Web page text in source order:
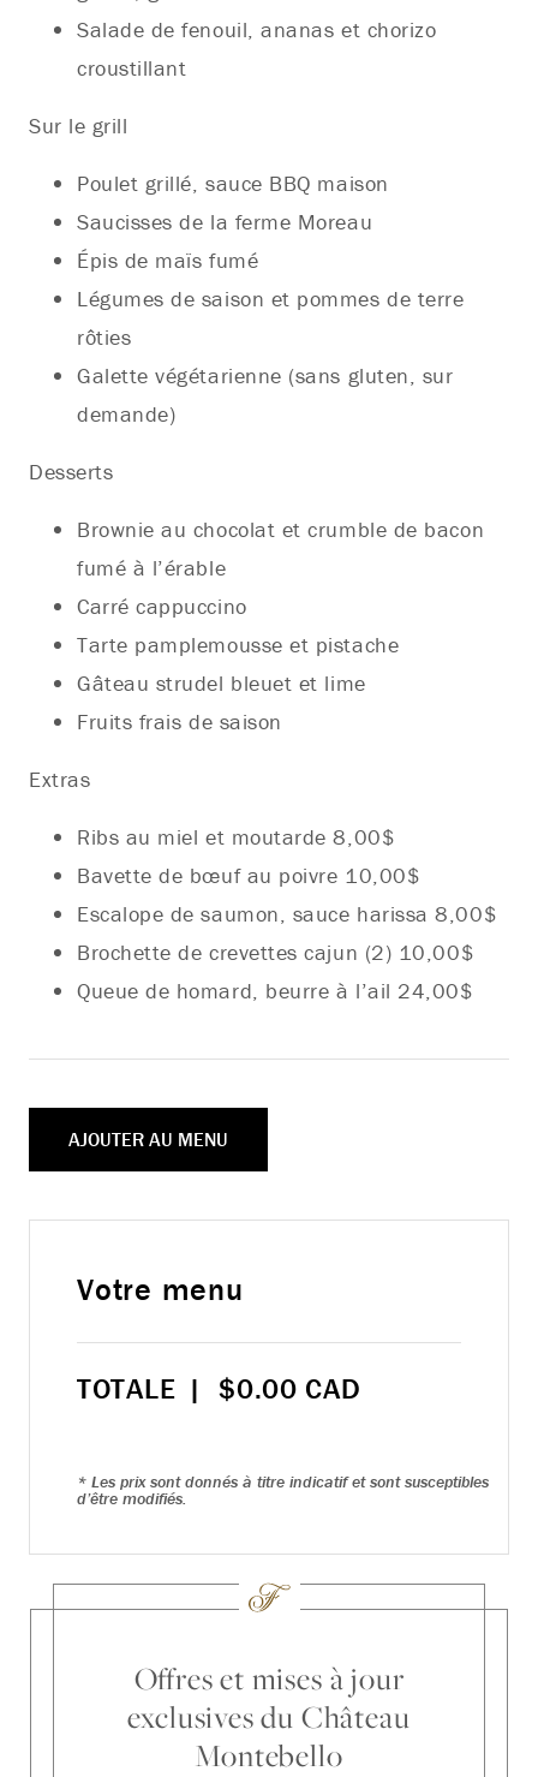
Salade de fenouil, ananas et chorizo
croustillant
Sur le grill
Poulet grillé, sauce BBQ maison
Saucisses de la ferme Moreau
Épis de maïs fumé
Légumes de saison et pommes de terre
rôties
Galette végétarienne (sans gluten, sur
demande)
Desserts
Brownie au chocolat et crumble de bacon
fumé à l’érable
Carré cappuccino
Tarte pamplemousse et pistache
Gâteau strudel bleuet et lime
Fruits frais de saison
Extras
Ribs au miel et moutarde 8,00$
Bavette de bœuf au poivre 10,00$
Escalope de saumon, sauce harissa 8,00$
Brochette de crevettes cajun (2) 10,00$
Queue de homard, beurre à l’ail 24,00$
AJOUTER AU MENU
Votre menu
TOTALE | $0.00 CAD
* Les prix sont donnés à titre indicatif et sont susceptibles
d’être modifiés.
Offres et mises à jour
exclusives du Château
Montebello